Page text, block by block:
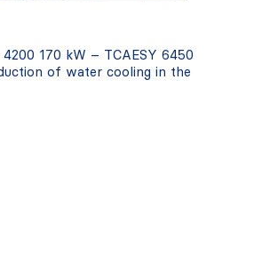
170 kW – TCAESY 6450
of water cooling in the